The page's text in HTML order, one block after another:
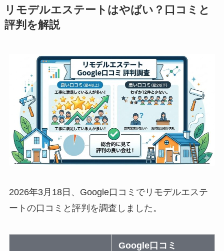
リモデルエステートはやばい？口コミと
評判を解説
2026年3月18日、Google口コミでリモデルエステ
ートの口コミと評判を調査しました。
Google口コミ